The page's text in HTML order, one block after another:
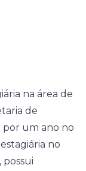
na área de
de
um ano no
no
possui